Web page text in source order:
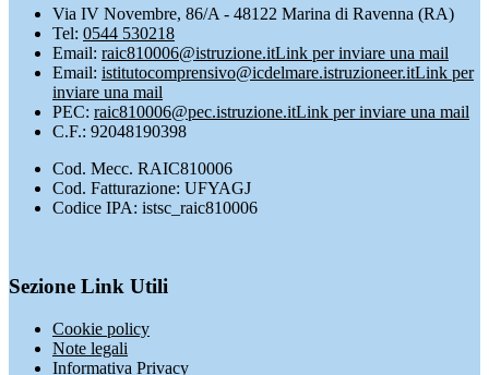
Via IV Novembre, 86/A - 48122 Marina di Ravenna (RA)
Tel: 0544 530218
Email: raic810006@istruzione.itLink per inviare una mail
Email: istitutocomprensivo@icdelmare.istruzioneer.itLink per
inviare una mail
PEC: raic810006@pec.istruzione.itLink per inviare una mail
C.F.: 92048190398
Cod. Mecc. RAIC810006
Cod. Fatturazione: UFYAGJ
Codice IPA: istsc_raic810006
Sezione Link Utili
Cookie policy
Note legali
Informativa Privacy